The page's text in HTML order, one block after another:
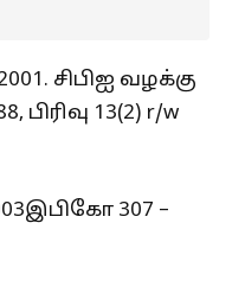
சிபிஐ வழக்கு
பிரிவு 13(2) r/w
307 –